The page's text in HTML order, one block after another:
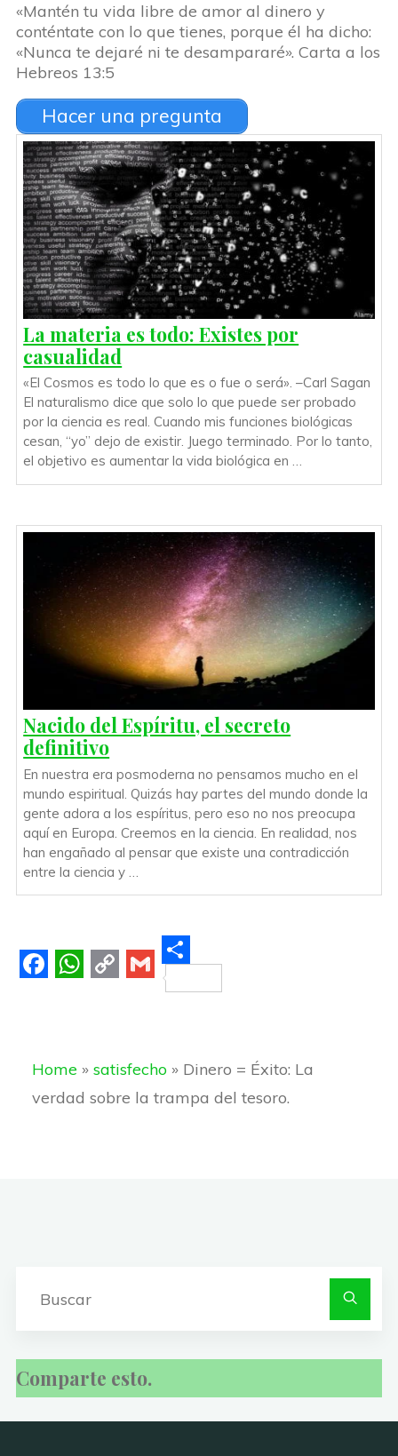
«Mantén tu vida libre de amor al dinero y
conténtate con lo que tienes, porque él ha dicho:
«Nunca te dejaré ni te desampararé». Carta a los
Hebreos 13:5
Hacer una pregunta
La materia es todo: Existes por
casualidad
«El Cosmos es todo lo que es o fue o será». –Carl Sagan
El naturalismo dice que solo lo que puede ser probado
por la ciencia es real. Cuando mis funciones biológicas
cesan, “yo” dejo de existir. Juego terminado. Por lo tanto,
el objetivo es aumentar la vida biológica en …
Nacido del Espíritu, el secreto
definitivo
En nuestra era posmoderna no pensamos mucho en el
mundo espiritual. Quizás hay partes del mundo donde la
gente adora a los espíritus, pero eso no nos preocupa
aquí en Europa. Creemos en la ciencia. En realidad, nos
han engañado al pensar que existe una contradicción
entre la ciencia y …
e
b
t
s
y
L
i
l
S
r
e
Home » satisfecho » Dinero = Éxito: La
verdad sobre la trampa del tesoro.
Comparte esto.